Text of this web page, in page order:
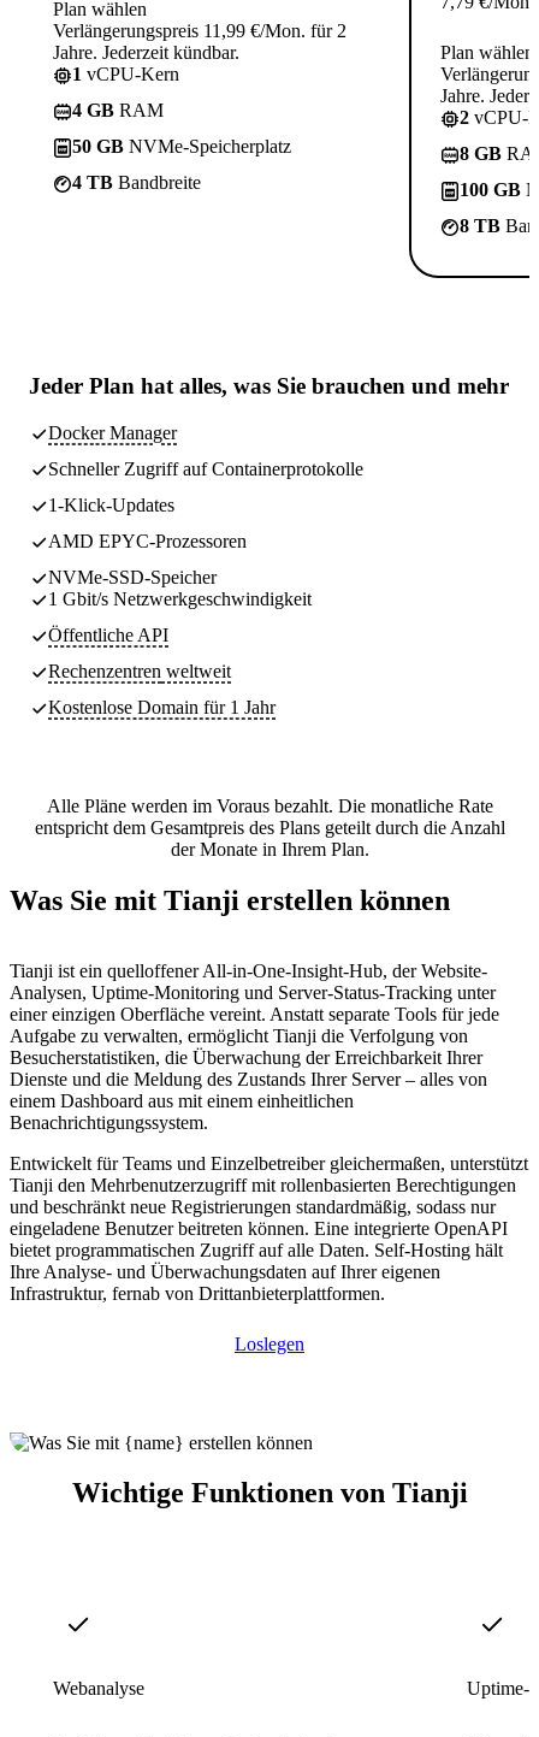
Plan wählen
Verlängerungspreis 11,99 €/Mon. für 2
Jahre. Jederzeit kündbar.
1 vCPU-Kern
4 GB RAM
50 GB NVMe-Speicherplatz
4 TB Bandbreite
Plan wählen
Jahre.
2 vCPU-
8 GB
100 GB
8 TB
Jeder Plan hat alles, was Sie brauchen und mehr
Docker Manager
Schneller Zugriff auf Containerprotokolle
1-Klick-Updates
AMD EPYC-Prozessoren
NVMe-SSD-Speicher
1 Gbit/s Netzwerkgeschwindigkeit
Öffentliche API
Rechenzentren weltweit
Kostenlose Domain für 1 Jahr
Alle Pläne werden im Voraus bezahlt. Die monatliche Rate
entspricht dem Gesamtpreis des Plans geteilt durch die Anzahl
der Monate in Ihrem Plan.
Was Sie mit Tianji erstellen können
Tianji ist ein quelloffener All-in-One-Insight-Hub, der Website-
Analysen, Uptime-Monitoring und Server-Status-Tracking unter
einer einzigen Oberfläche vereint. Anstatt separate Tools für jede
Aufgabe zu verwalten, ermöglicht Tianji die Verfolgung von
Besucherstatistiken, die Überwachung der Erreichbarkeit Ihrer
Dienste und die Meldung des Zustands Ihrer Server – alles von
einem Dashboard aus mit einem einheitlichen
Benachrichtigungssystem.
Entwickelt für Teams und Einzelbetreiber gleichermaßen, unterstützt
Tianji den Mehrbenutzerzugriff mit rollenbasierten Berechtigungen
und beschränkt neue Registrierungen standardmäßig, sodass nur
eingeladene Benutzer beitreten können. Eine integrierte OpenAPI
bietet programmatischen Zugriff auf alle Daten. Self-Hosting hält
Ihre Analyse- und Überwachungsdaten auf Ihrer eigenen
Infrastruktur, fernab von Drittanbieterplattformen.
Loslegen
Wichtige Funktionen von Tianji
Webanalyse Uptime-